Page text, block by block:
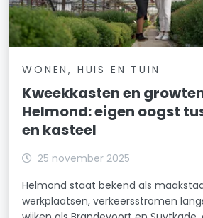
WONEN, HUIS EN TUIN
Kweekkasten en
Helmond: eigen oogst
en kasteel
25 november 2025
Helmond staat bekend als
werkplaatsen, verkeersstromen